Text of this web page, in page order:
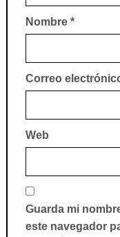
Nombre *
Correo
Web
Guarda mi
este navegador